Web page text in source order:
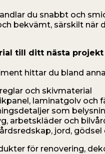
du snabbt och
bekvämt, särskilt när
till ditt nästa projekt
hittar du bland
och skivmaterial
laminatgolv och
som
arbetskläder och
jord, gödsel
för renovering,